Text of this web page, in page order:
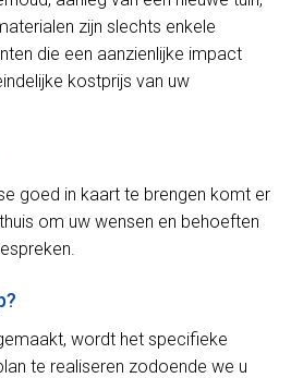
zijn slechts enkele
die een aanzienlijke impact
kostprijs van uw
goed in kaart te brengen komt er
om uw wensen en behoeften
wordt het specifieke
te realiseren zodoende we u